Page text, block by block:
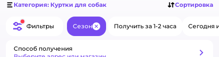
Категория: Куртки для собак Сортировка
Фильтры Сезон ЗакрытьПолучить за 1-2 часа Сегодня
Способ получения